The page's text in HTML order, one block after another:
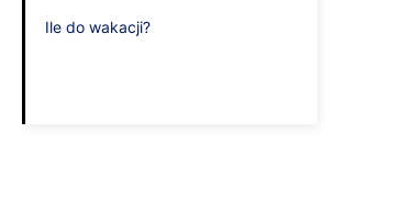
Ile do wakacji?